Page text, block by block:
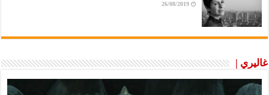
26/08/2019
غاليري |